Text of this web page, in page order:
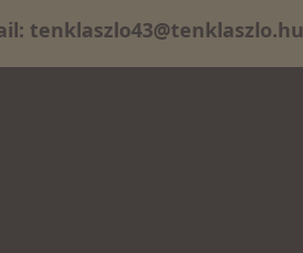
tenklaszlo43@tenklaszlo.hu